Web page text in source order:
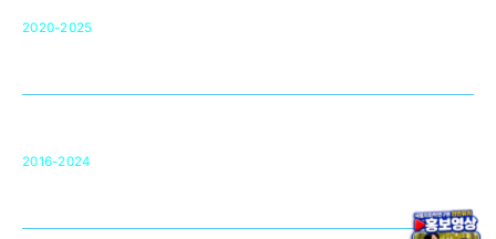
2020-2025
2016-2024